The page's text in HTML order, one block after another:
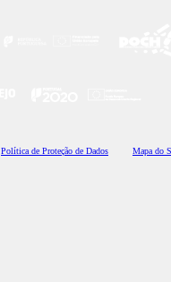
Política de Proteção de Dados Mapa do